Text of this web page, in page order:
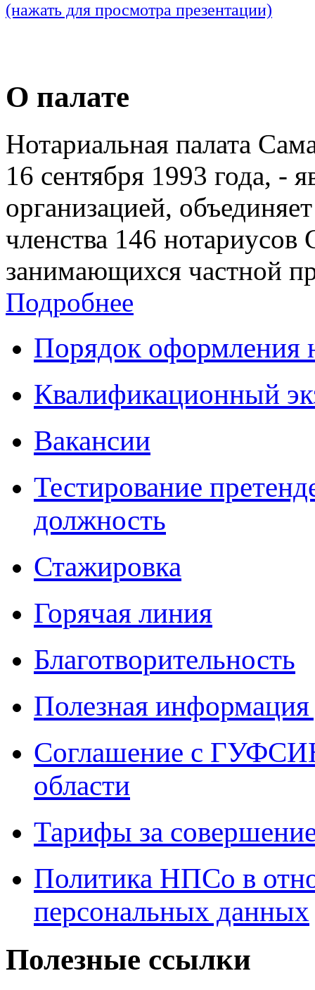
(нажать для просмотра презентации)
О палате
Нотариальная палата
16 сентября 1993 года, -
организацией,
членства 146 нотариусов
занимающихся частной
Подробнее
Порядок оформления
Квалификационный
Вакансии
Тестирование
должность
Стажировка
Горячая линия
Благотворительность
Полезная
Соглашение с
области
Тарифы за
Политика НПСо в
персональных данных
Полезные ссылки